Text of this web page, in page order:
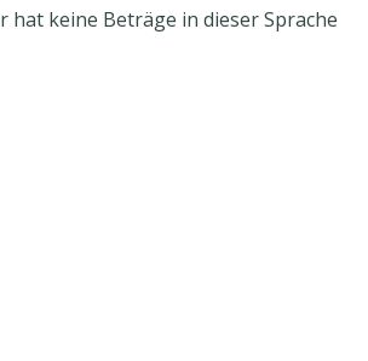
hat keine Beträge in dieser Sprache